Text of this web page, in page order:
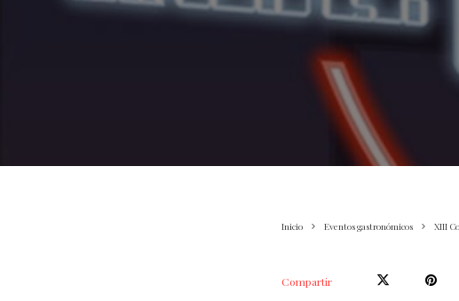
Inicio Eventos gastronómicos XIII
Compartir